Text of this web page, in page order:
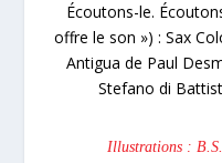
Écoutons-le.
offre le son ») : Sax
Antigua de Paul
Stefano di
Illustrations :